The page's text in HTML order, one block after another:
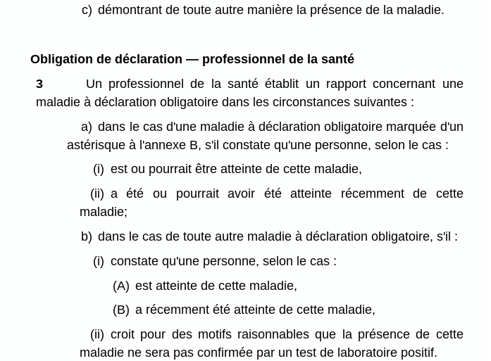
c) démontrant de toute autre manière la présence de la maladie.
Obligation de déclaration — professionnel de la santé
3
Un professionnel de la santé établit un rapport concernant une
maladie à déclaration obligatoire dans les circonstances suivantes :
a) dans le cas d'une maladie à déclaration obligatoire marquée d'un
astérisque à l'annexe B, s'il constate qu'une personne, selon le cas :
(i) est ou pourrait être atteinte de cette maladie,
(ii) a été ou pourrait avoir été atteinte récemment de cette
maladie;
b) dans le cas de toute autre maladie à déclaration obligatoire, s'il :
(i) constate qu'une personne, selon le cas :
(A) est atteinte de cette maladie,
(B) a récemment été atteinte de cette maladie,
(ii) croit pour des motifs raisonnables que la présence de cette
maladie ne sera pas confirmée par un test de laboratoire positif.